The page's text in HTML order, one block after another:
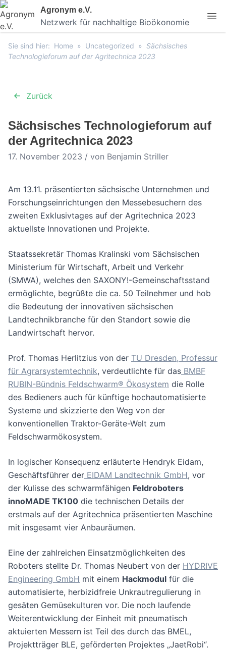
Skip
to
content
Agronym e.V.
Netzwerk für nachhaltige Bioökonomie
Sie sind hier: Home » Uncategorized » Sächsisches
Technologieforum auf der Agritechnica 2023
Zurück
Sächsisches Technologieforum auf
der Agritechnica 2023
17. November 2023 / von Benjamin Striller
Am 13.11. präsentierten sächsische Unternehmen und
Forschungseinrichtungen den Messebesuchern des
zweiten Exklusivtages auf der Agritechnica 2023
aktuellste Innovationen und Projekte.
Staatssekretär Thomas Kralinski vom Sächsischen
Ministerium für Wirtschaft, Arbeit und Verkehr
(SMWA), welches den SAXONY!-Gemeinschaftsstand
ermöglichte, begrüßte die ca. 50 Teilnehmer und hob
die Bedeutung der innovativen sächsischen
Landtechnikbranche für den Standort sowie die
Landwirtschaft hervor.
Prof. Thomas Herlitzius von der TU Dresden, Professur
für Agrarsystemtechnik, verdeutlichte für das BMBF
RUBIN-Bündnis Feldschwarm® Ökosystem die Rolle
des Bedieners auch für künftige hochautomatisierte
Systeme und skizzierte den Weg von der
konventionellen Traktor-Geräte-Welt zum
Feldschwarmökosystem.
In logischer Konsequenz erläuterte Hendryk Eidam,
Geschäftsführer der EIDAM Landtechnik GmbH, vor
der Kulisse des schwarmfähigen Feldroboters
innoMADE TK100 die technischen Details der
erstmals auf der Agritechnica präsentierten Maschine
mit insgesamt vier Anbauräumen.
Eine der zahlreichen Einsatzmöglichkeiten des
Roboters stellte Dr. Thomas Neubert von der HYDRIVE
Engineering GmbH mit einem Hackmodul für die
automatisierte, herbizidfreie Unkrautregulierung in
gesäten Gemüsekulturen vor. Die noch laufende
Weiterentwicklung der Einheit mit pneumatisch
aktuierten Messern ist Teil des durch das BMEL,
Projektträger BLE, geförderten Projektes „JaetRobi“.